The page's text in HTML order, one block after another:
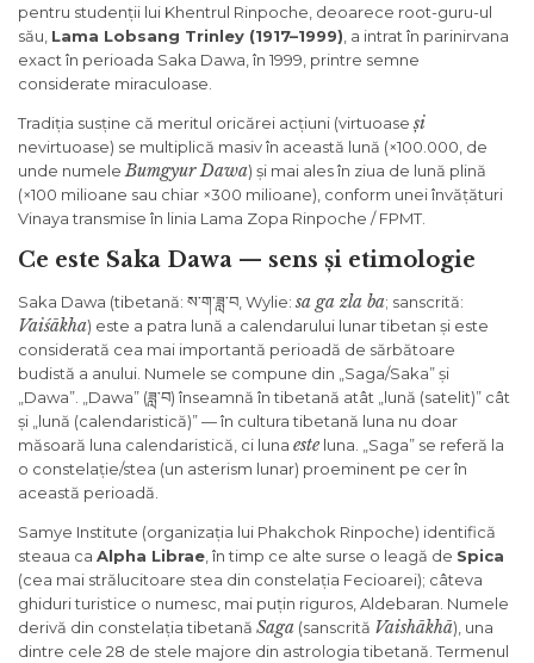
pentru studenții lui Khentrul Rinpoche, deoarece root-guru-ul
său, Lama Lobsang Trinley (1917–1999) , a intrat în parinirvana
exact în perioada Saka Dawa, în 1999, printre semne
considerate miraculoase.
Tradiția susține că meritul oricărei acțiuni (virtuoase și
nevirtuoase) se multiplică masiv în această lună (×100.000, de
unde numele Bumgyur Dawa) și mai ales în ziua de lună plină
(×100 milioane sau chiar ×300 milioane), conform unei învățături
Vinaya transmise în linia Lama Zopa Rinpoche / FPMT.
Ce este Saka Dawa — sens și etimologie
Saka Dawa (tibetană: ས་ག་ཟླ་བ, Wylie: sa ga zla ba; sanscrită:
Vaiśākha) este a patra lună a calendarului lunar tibetan și este
considerată cea mai importantă perioadă de sărbătoare
budistă a anului. Numele se compune din „Saga/Saka” și
„Dawa”. „Dawa” (ཟླ་བ) înseamnă în tibetană atât „lună (satelit)” cât
și „lună (calendaristică)” — în cultura tibetană luna nu doar
măsoară luna calendaristică, ci luna esteluna. „Saga” se referă la
o constelație/stea (un asterism lunar) proeminent pe cer în
această perioadă.
Samye Institute (organizația lui Phakchok Rinpoche) identifică
steaua ca Alpha Librae , în timp ce alte surse o leagă de Spica
(cea mai strălucitoare stea din constelația Fecioarei); câteva
ghiduri turistice o numesc, mai puțin riguros, Aldebaran. Numele
derivă din constelația tibetană Saga (sanscrită Vaishākhā), una
dintre cele 28 de stele majore din astrologia tibetană. Termenul